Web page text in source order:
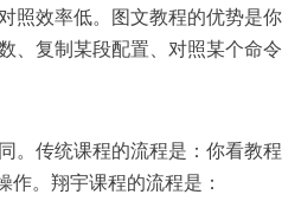
照效率低。图文教程的优势是你
、复制某段配置、对照某个命令
。传统课程的流程是：你看教程
。翔宇课程的流程是：